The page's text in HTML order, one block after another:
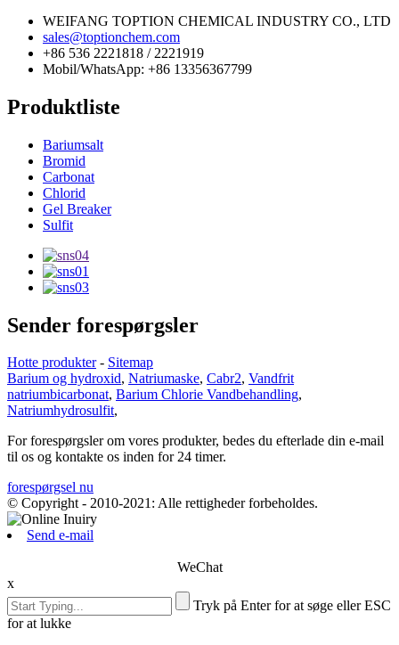
WEIFANG TOPTION CHEMICAL INDUSTRY CO., LTD
sales@toptionchem.com
+86 536 2221818 / 2221919
Mobil/WhatsApp: +86 13356367799
Produktliste
Bariumsalt
Bromid
Carbonat
Chlorid
Gel Breaker
Sulfit
Sender forespørgsler
Hotte produkter- Sitemap
Barium og hydroxid, Natriumaske, Cabr2, Vandfrit
natriumbicarbonat, Barium Chlorie Vandbehandling,
Natriumhydrosulfit,
For forespørgsler om vores produkter, bedes du efterlade din e-mail
til os og kontakte os inden for 24 timer.
forespørgsel nu
© Copyright - 2010-2021: Alle rettigheder forbeholdes.
Send e-mail
WeChat
x
Tryk på Enter for at søge eller ESC
for at lukke